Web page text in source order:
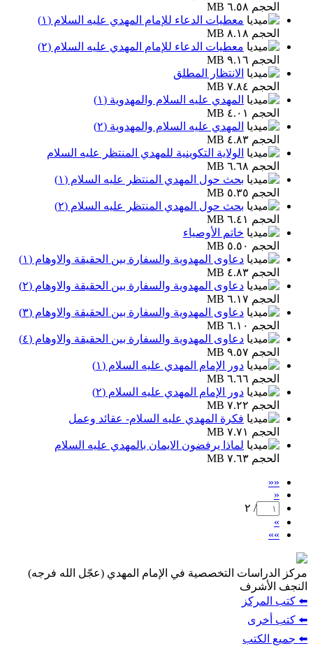
الحجم ٦.٥٨ MB
معطيات الدعاء للإمام المهدي عليه السلام (١)
الحجم ٨.١٨ MB
معطيات الدعاء للإمام المهدي عليه السلام (٢)
الحجم ٩.١٦ MB
الانتظار المطلق
الحجم ٧.٨٤ MB
المهدي عليه السلام والمهدوية (١)
الحجم ٤.٠١ MB
المهدي عليه السلام والمهدوية (٢)
الحجم ٤.٨٣ MB
الولاية التكوينية للمهدي المنتظر عليه السلام
الحجم ٦.٦٨ MB
بحث حول المهدي المنتظر عليه السلام (١)
الحجم ٥.٣٥ MB
بحث حول المهدي المنتظر عليه السلام (٢)
الحجم ٦.٤١ MB
خاتم الأوصياء
الحجم ٥.٥٠ MB
دعاوی المهدوية والسفارة بين الحقيقة والاوهام (١)
الحجم ٤.٨٣ MB
دعاوی المهدوية والسفارة بين الحقيقة والاوهام (٢)
الحجم ٦.١٧ MB
دعاوی المهدوية والسفارة بين الحقيقة والاوهام (٣)
الحجم ٦.١٠ MB
دعاوی المهدوية والسفارة بين الحقيقة والاوهام (٤)
الحجم ٩.٥٧ MB
دور الإمام المهدي عليه السلام (١)
الحجم ٦.٦٦ MB
دور الإمام المهدي عليه السلام (٢)
الحجم ٧.٢٢ MB
فكرة المهدي عليه السلام- عقائد وعمل
الحجم ٧.٧١ MB
لماذا يرفضون الايمان بالمهدي عليه السلام
الحجم ٧.٦٣ MB
««
«
/ ٢
»
»»
مركز الدراسات التخصصية في الإمام المهدي (عجّل الله فرجه)
النجف الأشرف
⬅️ كتب المركز
⬅️ كتب أخرى
⬅️ جميع الكتب